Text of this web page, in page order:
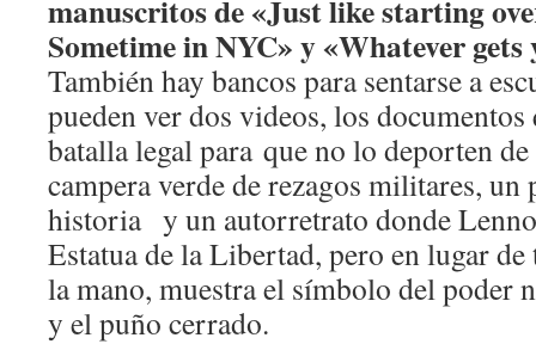
manuscritos de «Just like starting
Sometime in NYC» y «Whatever
También hay bancos para sentarse a
pueden ver dos videos, los
batalla legal para que no lo deporten
campera verde de rezagos militares,
historia y un autorretrato donde
Estatua de la Libertad, pero en lugar de
la mano, muestra el símbolo del poder
y el puño cerrado.